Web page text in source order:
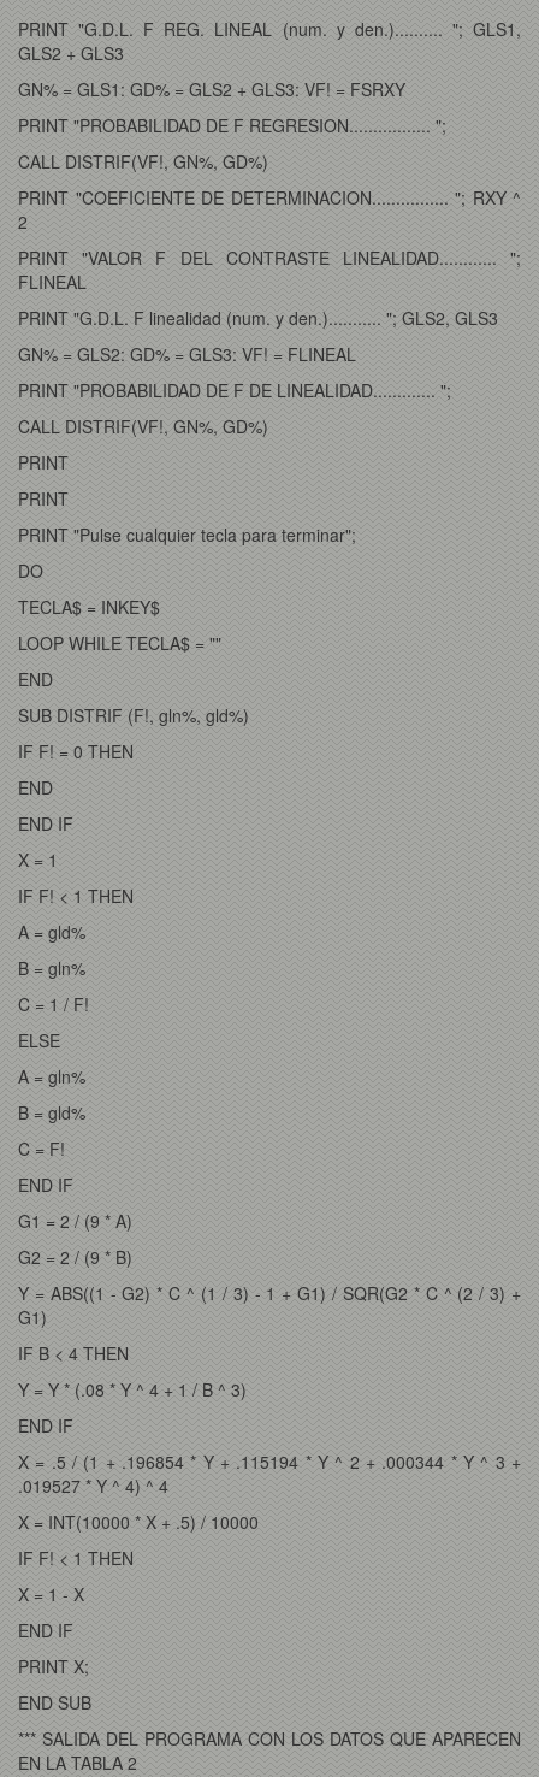
PRINT "G.D.L. F REG. LINEAL (num. y den.).......... "; GLS1,
GLS2 + GLS3
GN% = GLS1: GD% = GLS2 + GLS3: VF! = FSRXY
PRINT "PROBABILIDAD DE F REGRESION................. ";
CALL DISTRIF(VF!, GN%, GD%)
PRINT "COEFICIENTE DE DETERMINACION................ "; RXY ^
2
PRINT "VALOR F DEL CONTRASTE LINEALIDAD............ ";
FLINEAL
PRINT "G.D.L. F linealidad (num. y den.)........... "; GLS2, GLS3
GN% = GLS2: GD% = GLS3: VF! = FLINEAL
PRINT "PROBABILIDAD DE F DE LINEALIDAD............. ";
CALL DISTRIF(VF!, GN%, GD%)
PRINT
PRINT
PRINT "Pulse cualquier tecla para terminar";
DO
TECLA$ = INKEY$
LOOP WHILE TECLA$ = ""
END
SUB DISTRIF (F!, gln%, gld%)
IF F! = 0 THEN
END
END IF
X = 1
IF F! < 1 THEN
A = gld%
B = gln%
C = 1 / F!
ELSE
A = gln%
B = gld%
C = F!
END IF
G1 = 2 / (9 * A)
G2 = 2 / (9 * B)
Y = ABS((1 - G2) * C ^ (1 / 3) - 1 + G1) / SQR(G2 * C ^ (2 / 3) +
G1)
IF B < 4 THEN
Y = Y * (.08 * Y ^ 4 + 1 / B ^ 3)
END IF
X = .5 / (1 + .196854 * Y + .115194 * Y ^ 2 + .000344 * Y ^ 3 +
.019527 * Y ^ 4) ^ 4
X = INT(10000 * X + .5) / 10000
IF F! < 1 THEN
X = 1 - X
END IF
PRINT X;
END SUB
*** SALIDA DEL PROGRAMA CON LOS DATOS QUE APARECEN
EN LA TABLA 2